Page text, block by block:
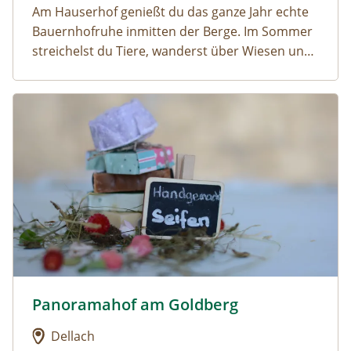
Am Hauserhof genießt du das ganze Jahr echte
Bauernhofruhe inmitten der Berge. Im Sommer
streichelst du Tiere, wanderst über Wiesen und
Schnee, du ziehst Schwünge auf der Piste und
wärmst dich abends im gemütlichen Hof.
Urlaub am Bauernhof: Panoramahof am Goldberg
Urlaub am Bauernhof: Panoramahof am Goldberg
Panoramahof am Goldberg
Dellach